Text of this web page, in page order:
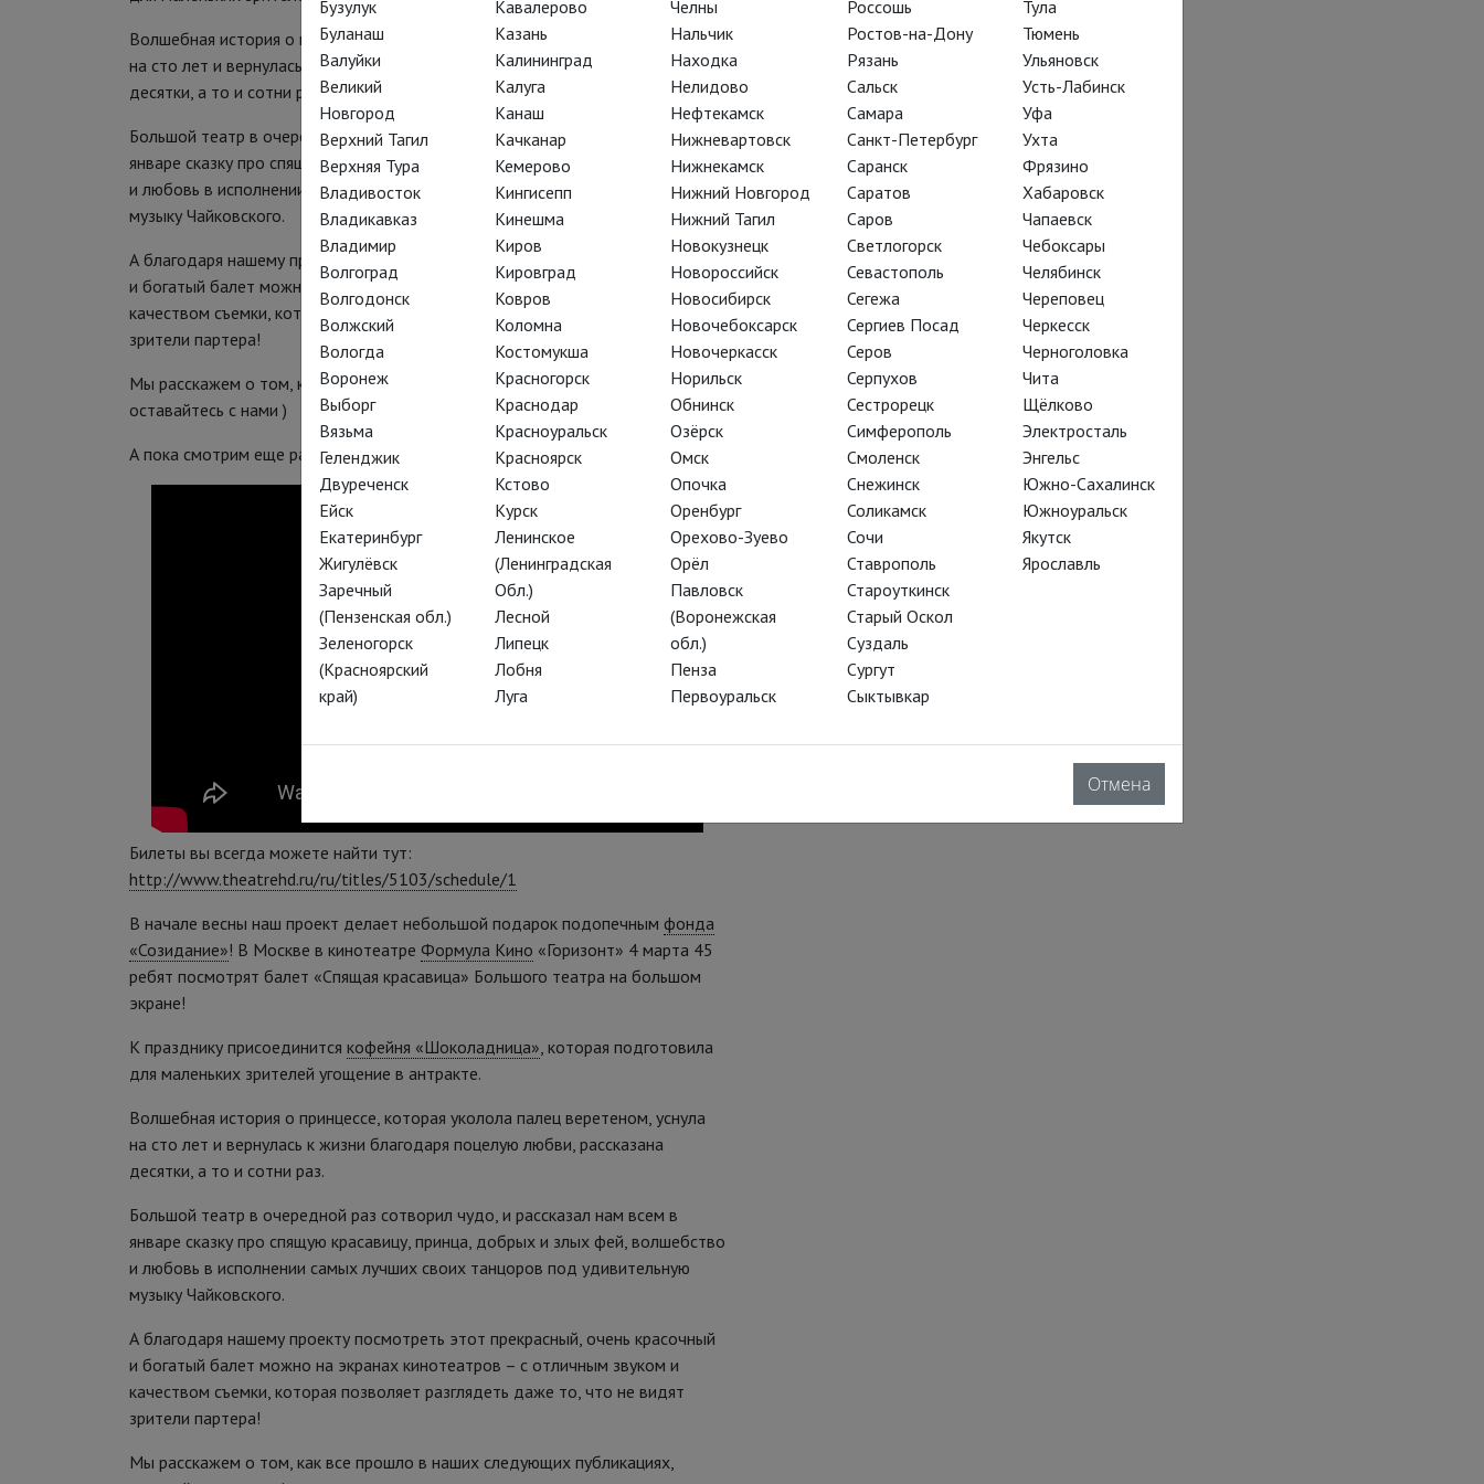
Волшебная история о принцессе, которая уколола палец веретеном, уснула
на сто лет и вернулась к жизни благодаря поцелую любви, рассказана
десятки, а то и сотни раз.
Большой театр в очередной раз сотворил чудо, и рассказал нам всем в
январе сказку про спящую красавицу, принца, добрых и злых фей, волшебство
и любовь в исполнении самых лучших своих танцоров под удивительную
музыку Чайковского.
А благодаря нашему проекту посмотреть этот прекрасный, очень красочный
и богатый балет можно на экранах кинотеатров – с отличным звуком и
качеством съемки, которая позволяет разглядеть даже то, что не видят
зрители партера!
Мы расскажем о том, как все прошло в наших следующих публикациях,
оставайтесь с нами )
А пока смотрим еще раз ролик спектакля:
Билеты вы всегда можете найти тут:
http://www.theatrehd.ru/ru/titles/5103/schedule/1
В начале весны наш проект делает небольшой подарок подопечным фонда
«Созидание»! В Москве в кинотеатре Формула Кино «Горизонт» 4 марта 45
ребят посмотрят балет «Спящая красавица» Большого театра на большом
экране!
К празднику присоединится кофейня «Шоколадница», которая подготовила
для маленьких зрителей угощение в антракте.
Волшебная история о принцессе, которая уколола палец веретеном, уснула
на сто лет и вернулась к жизни благодаря поцелую любви, рассказана
десятки, а то и сотни раз.
Большой театр в очередной раз сотворил чудо, и рассказал нам всем в
январе сказку про спящую красавицу, принца, добрых и злых фей, волшебство
и любовь в исполнении самых лучших своих танцоров под удивительную
музыку Чайковского.
А благодаря нашему проекту посмотреть этот прекрасный, очень красочный
и богатый балет можно на экранах кинотеатров – с отличным звуком и
качеством съемки, которая позволяет разглядеть даже то, что не видят
зрители партера!
Мы расскажем о том, как все прошло в наших следующих публикациях,
Бузулук
Буланаш
Валуйки
Великий
Новгород
Верхний Тагил
Верхняя Тура
Владивосток
Владикавказ
Владимир
Волгоград
Волгодонск
Волжский
Вологда
Воронеж
Выборг
Вязьма
Геленджик
Двуреченск
Ейск
Екатеринбург
Жигулёвск
Заречный
(Пензенская обл.)
Зеленогорск
(Красноярский
край)
Кавалерово
Казань
Калининград
Калуга
Канаш
Качканар
Кемерово
Кингисепп
Кинешма
Киров
Кировград
Ковров
Коломна
Костомукша
Красногорск
Краснодар
Красноуральск
Красноярск
Кстово
Курск
Ленинское
(Ленинградская
Обл.)
Лесной
Липецк
Лобня
Луга
Челны
Нальчик
Находка
Нелидово
Нефтекамск
Нижневартовск
Нижнекамск
Нижний Новгород
Нижний Тагил
Новокузнецк
Новороссийск
Новосибирск
Новочебоксарск
Новочеркасск
Норильск
Обнинск
Озёрск
Омск
Опочка
Оренбург
Орехово-Зуево
Орёл
Павловск
(Воронежская
обл.)
Пенза
Первоуральск
Россошь
Ростов-на-Дону
Рязань
Сальск
Самара
Санкт-Петербург
Саранск
Саратов
Саров
Светлогорск
Севастополь
Сегежа
Сергиев Посад
Серов
Серпухов
Сестрорецк
Симферополь
Смоленск
Снежинск
Соликамск
Сочи
Ставрополь
Староуткинск
Старый Оскол
Суздаль
Сургут
Сыктывкар
Тула
Тюмень
Ульяновск
Усть-Лабинск
Уфа
Ухта
Фрязино
Хабаровск
Чапаевск
Чебоксары
Челябинск
Череповец
Черкесск
Черноголовка
Чита
Щёлково
Электросталь
Энгельс
Южно-Сахалинск
Южноуральск
Якутск
Ярославль
Отмена